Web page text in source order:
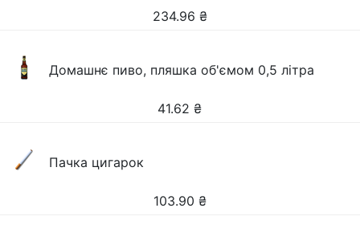
234.96 ₴
Домашнє пиво, пляшка об'ємом 0,5 літра
41.62 ₴
Пачка цигарок
103.90 ₴